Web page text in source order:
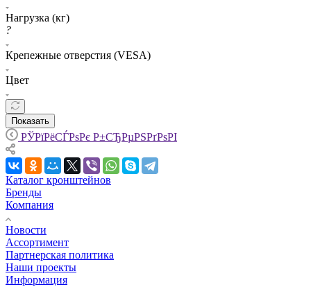
Нагрузка (кг)
?
Крепежные отверстия (VESA)
Цвет
Показать
РЎРїРёСЃРѕРє Р±СЂРµРЅРґРѕРІ
Каталог кронштейнов
Бренды
Компания
Новости
Ассортимент
Партнерская политика
Наши проекты
Информация